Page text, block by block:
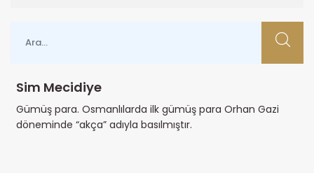
Sim Mecidiye
Gümüş para. Osmanlılarda ilk gümüş para Orhan Gazi
döneminde “akça” adıyla basılmıştır.